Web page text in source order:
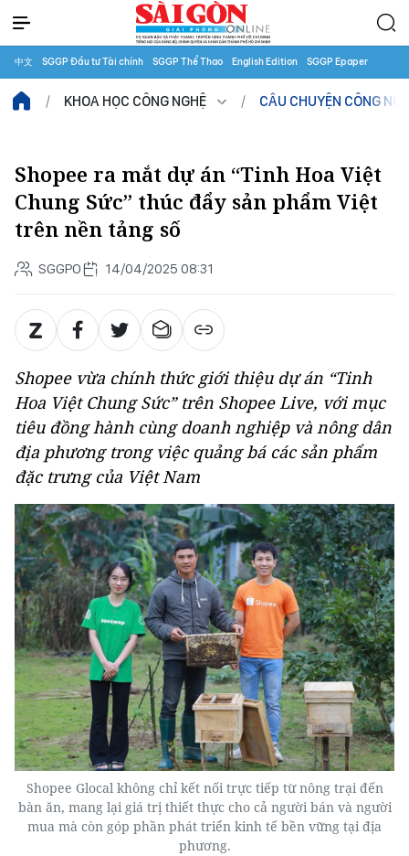
中文 SGGP Đầu tư Tài chính SGGP Thể Thao English Edition SGGP Epaper
KHOA HỌC CÔNG NGHỆ CÂU CHUYỆN CÔNG
Shopee ra mắt dự án “Tinh Hoa Việt
Chung Sức” thúc đẩy sản phẩm Việt
trên nền tảng số
SGGPO 14/04/2025 08:31
Shopee vừa chính thức giới thiệu dự án “Tinh
Hoa Việt Chung Sức” trên Shopee Live, với mục
tiêu đồng hành cùng doanh nghiệp và nông dân
địa phương trong việc quảng bá các sản phẩm
đặc trưng của Việt Nam
Shopee Glocal không chỉ kết nối trực tiếp từ nông trại đến
bàn ăn, mang lại giá trị thiết thực cho cả người bán và người
mua mà còn góp phần phát triển kinh tế bền vững tại địa
phương.